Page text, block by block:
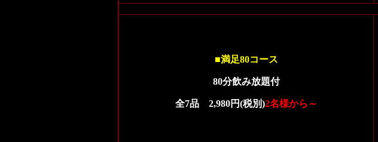
■満足80コース
80分飲み放題付
全7品 2,980円(税別)2名様から～